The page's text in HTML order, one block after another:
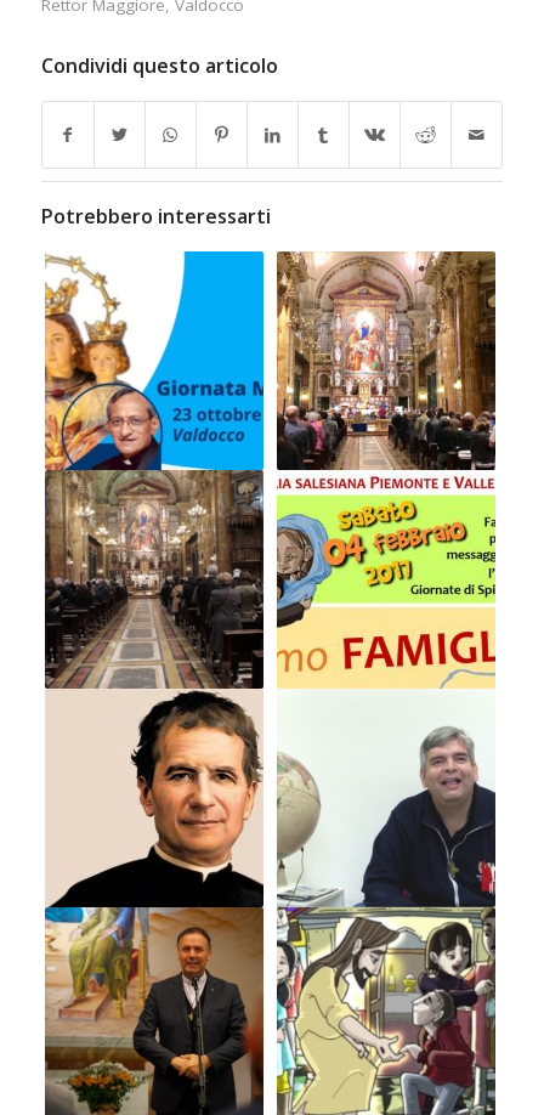
Rettor Maggiore, Valdocco
Condividi questo articolo
Potrebbero interessarti